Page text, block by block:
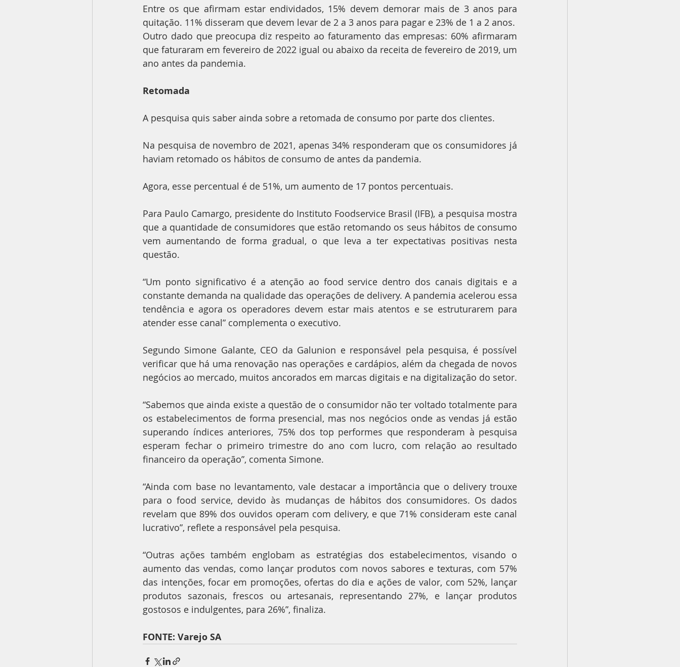
Entre os que afirmam estar endividados, 15% devem demorar mais de 3 anos para
quitação. 11% disseram que devem levar de 2 a 3 anos para pagar e 23% de 1 a 2 anos.
Outro dado que preocupa diz respeito ao faturamento das empresas: 60% afirmaram
que faturaram em fevereiro de 2022 igual ou abaixo da receita de fevereiro de 2019, um
ano antes da pandemia.
Retomada
A pesquisa quis saber ainda sobre a retomada de consumo por parte dos clientes.
Na pesquisa de novembro de 2021, apenas 34% responderam que os consumidores já
haviam retomado os hábitos de consumo de antes da pandemia.
Agora, esse percentual é de 51%, um aumento de 17 pontos percentuais.
Para Paulo Camargo, presidente do Instituto Foodservice Brasil (IFB), a pesquisa mostra
que a quantidade de consumidores que estão retomando os seus hábitos de consumo
vem aumentando de forma gradual, o que leva a ter expectativas positivas nesta
questão.
“Um ponto significativo é a atenção ao food service dentro dos canais digitais e a
constante demanda na qualidade das operações de delivery. A pandemia acelerou essa
tendência e agora os operadores devem estar mais atentos e se estruturarem para
atender esse canal” complementa o executivo.
Segundo Simone Galante, CEO da Galunion e responsável pela pesquisa, é possível
verificar que há uma renovação nas operações e cardápios, além da chegada de novos
negócios ao mercado, muitos ancorados em marcas digitais e na digitalização do setor.
“Sabemos que ainda existe a questão de o consumidor não ter voltado totalmente para
os estabelecimentos de forma presencial, mas nos negócios onde as vendas já estão
superando índices anteriores, 75% dos top performes que responderam à pesquisa
esperam fechar o primeiro trimestre do ano com lucro, com relação ao resultado
financeiro da operação”, comenta Simone.
“Ainda com base no levantamento, vale destacar a importância que o delivery trouxe
para o food service, devido às mudanças de hábitos dos consumidores. Os dados
revelam que 89% dos ouvidos operam com delivery, e que 71% consideram este canal
lucrativo”, reflete a responsável pela pesquisa.
“Outras ações também englobam as estratégias dos estabelecimentos, visando o
aumento das vendas, como lançar produtos com novos sabores e texturas, com 57%
das intenções, focar em promoções, ofertas do dia e ações de valor, com 52%, lançar
produtos sazonais, frescos ou artesanais, representando 27%, e lançar produtos
gostosos e indulgentes, para 26%”, finaliza.
FONTE: Varejo SA